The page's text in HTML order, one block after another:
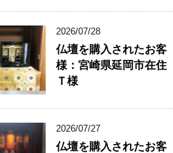
2026/07/28
仏壇を購入されたお客
様：宮崎県延岡市在住
Ｔ様
2026/07/27
仏壇を購入されたお客